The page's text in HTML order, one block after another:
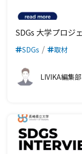
SDGs 大学プロジ
SDGs 取材
LIVIKA編集部